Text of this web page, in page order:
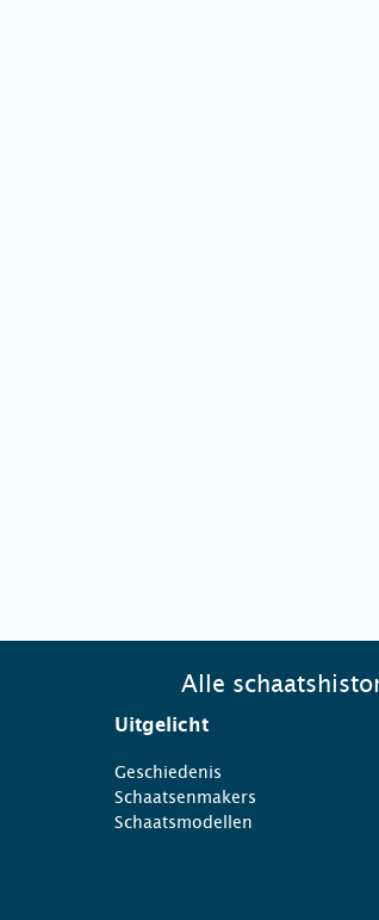
Alle
Uitgelicht
Geschiedenis
Schaatsenmakers
Schaatsmodellen